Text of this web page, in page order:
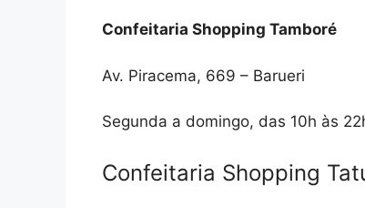
Confeitaria Shopping Tamboré
Av. Piracema, 669 – Barueri
Segunda a domingo, das 10h às
Confeitaria Shopping